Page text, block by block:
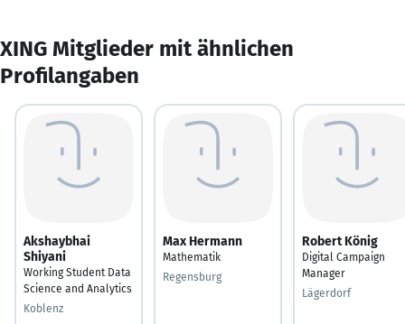
XING Mitglieder mit ähnlichen
Profilangaben
Akshaybhai
Shiyani
Working Student Data
Science and Analytics
Koblenz
Max Hermann
Mathematik
Regensburg
Robert König
Digital Campaign
Manager
Lägerdorf